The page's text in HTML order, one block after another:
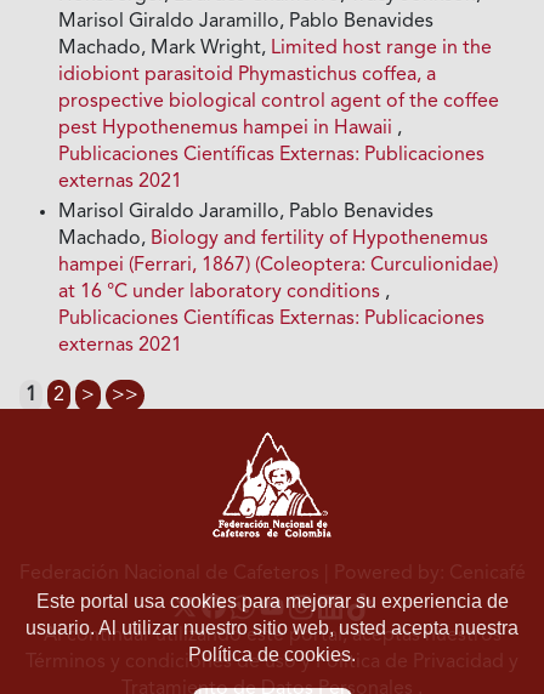
Marisol Giraldo Jaramillo, Pablo Benavides
Machado, Mark Wright, Limited host range in the
idiobiont parasitoid Phymastichus coffea, a
prospective biological control agent of the coffee
pest Hypothenemus hampei in Hawaii ,
Publicaciones Científicas Externas: Publicaciones
externas 2021
Marisol Giraldo Jaramillo, Pablo Benavides
Machado, Biology and fertility of Hypothenemus
hampei (Ferrari, 1867) (Coleoptera: Curculionidae)
at 16 °C under laboratory conditions ,
Publicaciones Científicas Externas: Publicaciones
externas 2021
1 2 > >>
Este portal usa cookies para mejorar su experiencia de
usuario. Al utilizar nuestro sitio web, usted acepta nuestra
Política de cookies.
Federación Nacional de Cafeteros | Powered by: Cenicafé
Al continuar utilizando este portal, aceptas nuestros
Términos y condiciones de usoyPolítica de Privacidad y
Tratamiento de Datos Personales